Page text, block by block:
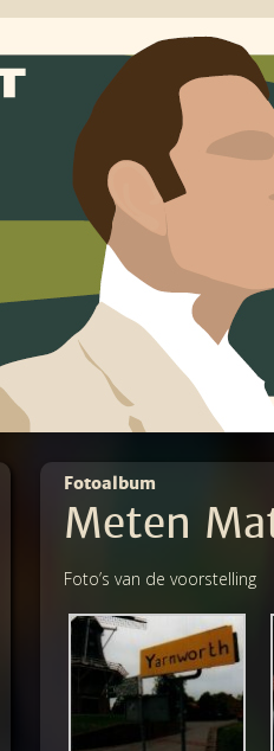
Fotoalbum
Meten
Foto’s van de voorstelling